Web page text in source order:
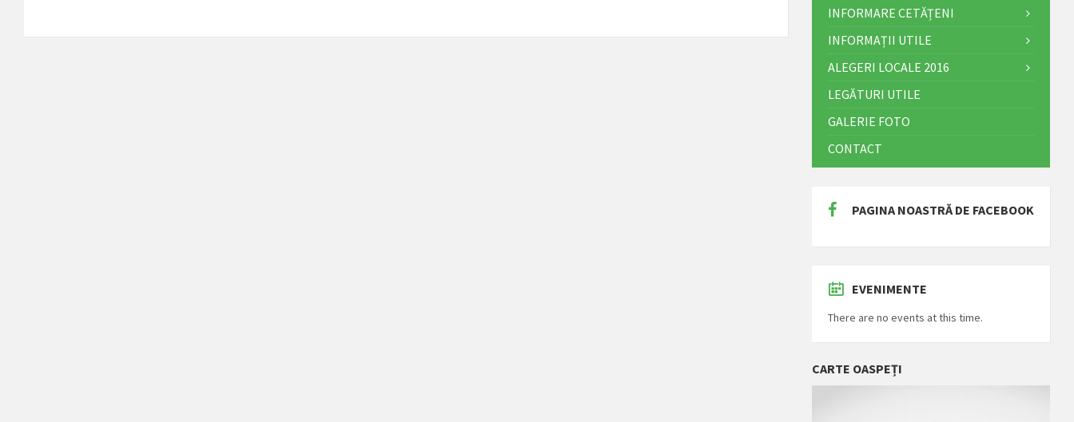
INFORMARE CETĂȚENI
INFORMAȚII UTILE
ALEGERI LOCALE 2016
LEGĂTURI UTILE
GALERIE FOTO
CONTACT
PAGINA NOASTRĂ DE FACEBOOK
EVENIMENTE
There are no events at this time.
CARTE OASPEȚI